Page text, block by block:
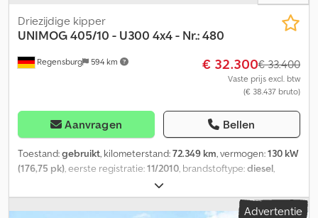
Regensburg 594 km
Driezijdige kipper
UNIMOG405/10 - U300 4x4 - Nr.: 480
€ 32.300€ 33.400
Vaste prijs excl. btw
(€ 38.437 bruto)
Aanvragen Bellen
Toestand:gebruikt, kilometerstand:72.349 km, vermogen:130 kW
(176,75 pk), eerste registratie:11/2010, brandstoftype:diesel,
, asconfiguratie:
soort overbrenging:halfautomatisch, emissieklasse:Euro 5,
Uitrusting:ABS, airconditioning, vierwielaandrijving , Voertuig-ID-
Advertentie